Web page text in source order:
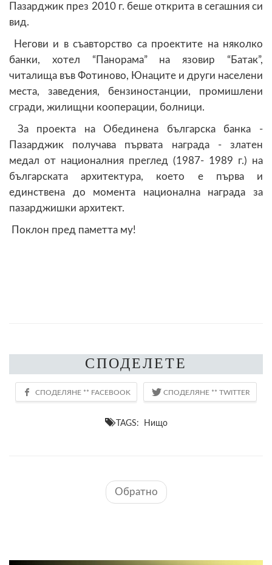
Пазарджик през 2010 г. беше открита в сегашния си
вид.
Негови и в съавторство са проектите на няколко
банки, хотел “Панорама” на язовир “Батак”,
читалища във Фотиново, Юнаците и други населени
места, заведения, бензиностанции, промишлени
сгради, жилищни кооперации, болници.
За проекта на Обединена българска банка -
Пазарджик получава първата награда - златен
медал от националния преглед (1987- 1989 г.) на
българската архитектура, което е първа и
единствена до момента национална награда за
пазарджишки архитект.
Поклон пред паметта му!
СПОДЕЛЕТЕ
TAGS: Нищо
Обратно